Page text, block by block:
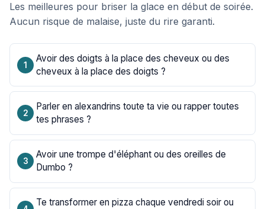
Les meilleures pour briser la glace en début de soirée.
Aucun risque de malaise, juste du rire garanti.
Avoir des doigts à la place des cheveux ou des
cheveux à la place des doigts ?
Parler en alexandrins toute ta vie ou rapper toutes
tes phrases ?
Avoir une trompe d'éléphant ou des oreilles de
Dumbo ?
Te transformer en pizza chaque vendredi soir ou